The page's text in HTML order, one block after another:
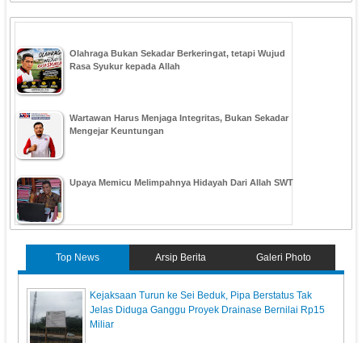
Olahraga Bukan Sekadar Berkeringat, tetapi Wujud
Rasa Syukur kepada Allah
Wartawan Harus Menjaga Integritas, Bukan Sekadar
Mengejar Keuntungan
Upaya Memicu Melimpahnya Hidayah Dari Allah SWT
Top News Arsip Berita Galeri Photo
Kejaksaan Turun ke Sei Beduk, Pipa Berstatus Tak
Jelas Diduga Ganggu Proyek Drainase Bernilai Rp15
Miliar